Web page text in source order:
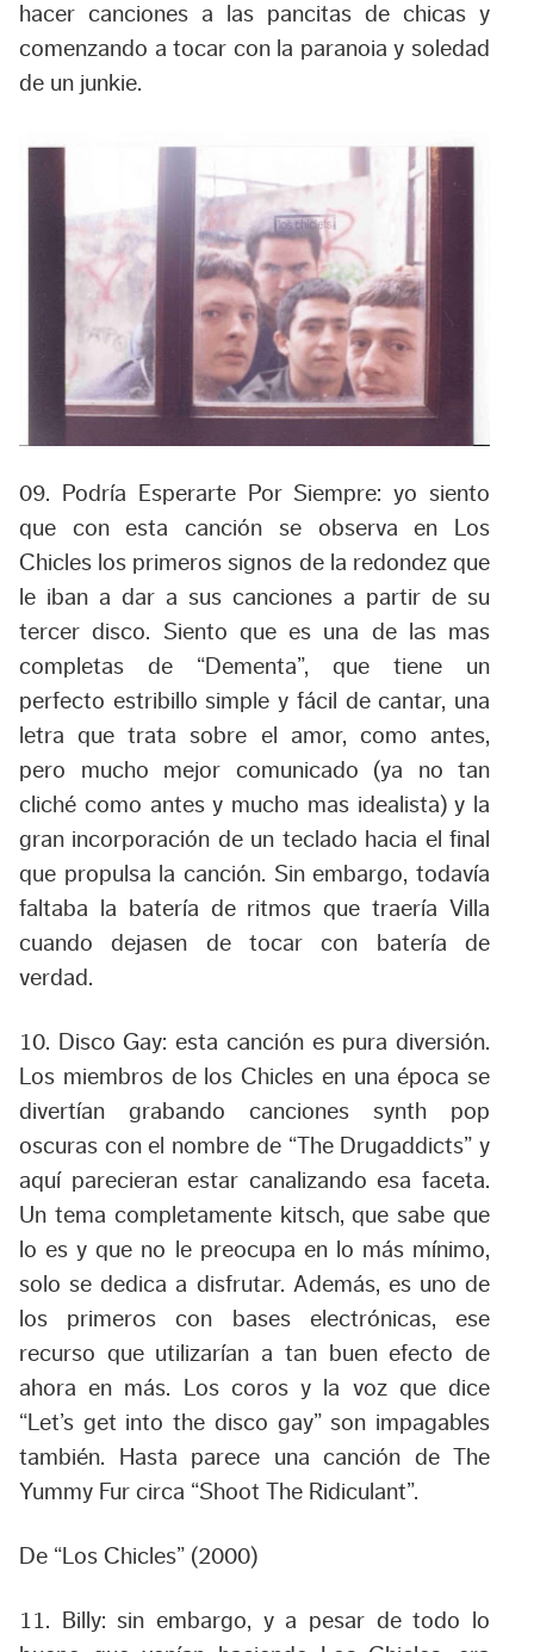
hacer canciones a las pancitas de chicas y
comenzando a tocar con la paranoia y soledad
de un junkie.
09. Podría Esperarte Por Siempre: yo siento
que con esta canción se observa en Los
Chicles los primeros signos de la redondez que
le iban a dar a sus canciones a partir de su
tercer disco. Siento que es una de las mas
completas de “Dementa”, que tiene un
perfecto estribillo simple y fácil de cantar, una
letra que trata sobre el amor, como antes,
pero mucho mejor comunicado (ya no tan
cliché como antes y mucho mas idealista) y la
gran incorporación de un teclado hacia el final
que propulsa la canción. Sin embargo, todavía
faltaba la batería de ritmos que traería Villa
cuando dejasen de tocar con batería de
verdad.
10. Disco Gay: esta canción es pura diversión.
Los miembros de los Chicles en una época se
divertían grabando canciones synth pop
oscuras con el nombre de “The Drugaddicts” y
aquí parecieran estar canalizando esa faceta.
Un tema completamente kitsch, que sabe que
lo es y que no le preocupa en lo más mínimo,
solo se dedica a disfrutar. Además, es uno de
los primeros con bases electrónicas, ese
recurso que utilizarían a tan buen efecto de
ahora en más. Los coros y la voz que dice
“Let’s get into the disco gay” son impagables
también. Hasta parece una canción de The
Yummy Fur circa “Shoot The Ridiculant”.
De “Los Chicles” (2000)
11. Billy: sin embargo, y a pesar de todo lo